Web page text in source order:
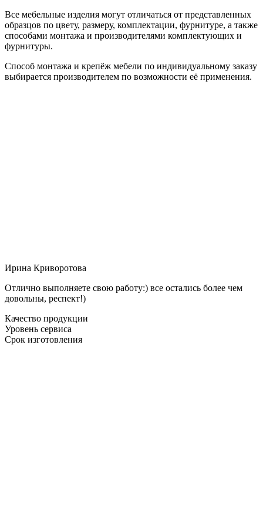
Все мебельные изделия могут отличаться от представленных
образцов по цвету, размеру, комплектации, фурнитуре, а также
способами монтажа и производителями комплектующих и
фурнитуры.
Способ монтажа и крепёж мебели по индивидуальному заказу
выбирается производителем по возможности её применения.
Ирина Криворотова
Отлично выполняете свою работу:) все остались более чем
довольны, респект!)
Качество продукции
Уровень сервиса
Срок изготовления